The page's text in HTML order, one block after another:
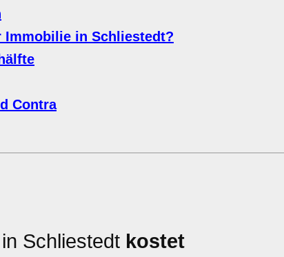
in Schliestedt?
Contra
Schliestedt kostet